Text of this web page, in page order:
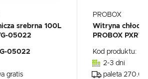
srebrna 100L
05022
05022
gratis
PROBOX
Witryna
PROBOX
Kod produktu:
2-3 dni
paleta 270.00